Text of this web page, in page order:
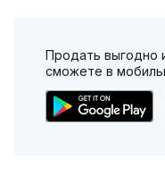
Продать выгодно
сможете в